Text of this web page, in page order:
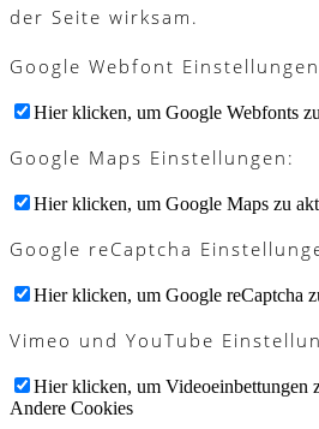
der Seite wirksam.
Google Webfont
Hier klicken, um Google Webfonts
Google Maps Einstellungen:
Hier klicken, um Google Maps zu
Google reCaptcha
Hier klicken, um Google reCaptcha
Vimeo und YouTube
Hier klicken, um Videoeinbettungen
Andere Cookies